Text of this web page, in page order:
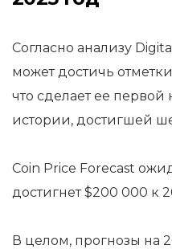
Согласно анализу
может достичь
что сделает ее первой
истории, достигшей
Coin Price Forecast
достигнет $200 000 к
В целом, прогнозы на